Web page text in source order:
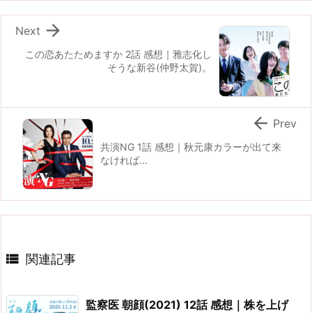
この恋あたためますか 2話 感想｜雅志化し
そうな新谷(仲野太賀)。

Next
共演NG 1話 感想｜秋元康カラーが出て来
なければ…
 Prev
 関連記事
監察医 朝顔(2021) 12話 感想｜株を上げ